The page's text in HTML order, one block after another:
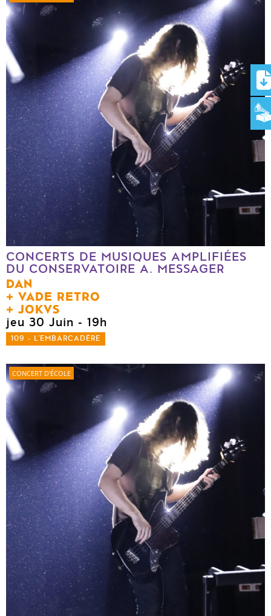
CONCERTS DE MUSIQUES AMPLIFIÉES
DU CONSERVATOIRE A. MESSAGER
DAN
VADE RETRO
JOKVS
jeu 30 Juin - 19h
109 - L'EMBARCADÈRE
CONCERT D'ÉCOLE